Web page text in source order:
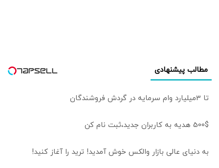
مطالب پیشنهادی
تا 3میلیارد وام سرمایه در گردش فروشندگان
500$ هدیه به کاربران جدید،ثبت نام کن
به دنیای عالی بازار والکس خوش آمدید! ترید را آغاز کنید!